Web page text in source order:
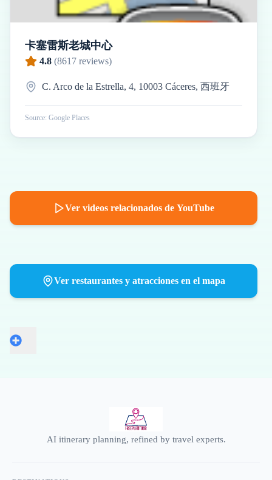
卡塞雷斯老城中心
4.8 (8617 reviews)
C. Arco de la Estrella, 4, 10003 Cáceres, 西班牙
Source: Google Places
Ver videos relacionados de YouTube
Ver restaurantes y atracciones en el mapa
AI itinerary planning, refined by travel experts.